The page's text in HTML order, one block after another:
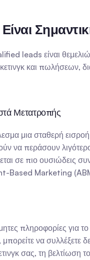
leads είναι
και πωλήσεων,
Μετατροπής
μια σταθερή
να περάσουν
σε πιο ουσιώδεις
Marketing (ABM),
πληροφορίες
να συλλέξετε
σας, τη βελτίωση